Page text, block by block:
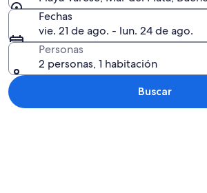
Fechas
vie. 21 de ago. - lun. 24 de ago.
Personas
2 personas, 1 habitación
Buscar